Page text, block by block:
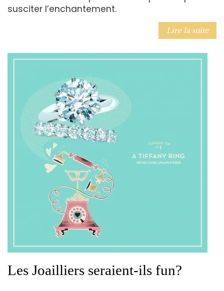
susciter l’enchantement.
Lire la suite
Les Joailliers seraient-ils fun?